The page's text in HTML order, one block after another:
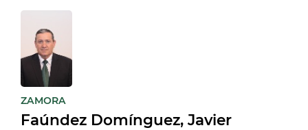
ZAMORA
Faúndez Domínguez, Javier